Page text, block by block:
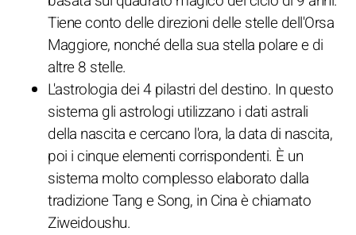
Tiene conto delle direzioni delle stelle dell'Orsa
Maggiore, nonché della sua stella polare e di
altre 8 stelle.
L'astrologia dei 4 pilastri del destino. In questo
sistema gli astrologi utilizzano i dati astrali
della nascita e cercano l'ora, la data di nascita,
poi i cinque elementi corrispondenti. È un
sistema molto complesso elaborato dalla
tradizione Tang e Song, in Cina è chiamato
Ziweidoushu.